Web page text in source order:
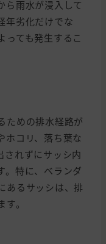
ら雨水が浸入して
年劣化だけでな
っても発生するこ
ための排水経路が
ホコリ、落ち葉な
されずにサッシ内
。特に、ベランダ
あるサッシは、排
。